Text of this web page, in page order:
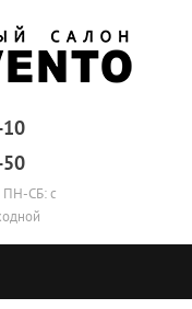
ПН-СБ: с